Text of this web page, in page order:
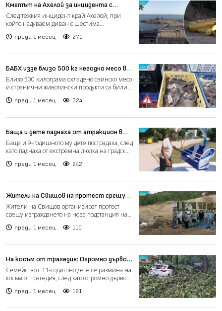
Кметът на Ахелой за инцидента с
атракцион: Нямахме информация, че е
нерегистриран (видео)
След тежкия инцидент край Ахелой, при
който надуваем диван с шестима
преди 1 месец 270
БАБХ иззе близо 500 кг негодно месо в
предприятие в Хасково
Близо 500 килограма охладено свинско месо
и странични животински продукти са били
преди 1 месец 324
Баща и дете паднаха от атракцион в
Антоново, проверяват причините за
аварията (видео)
Баща и 9-годишното му дете пострадаха, след
като паднаха от екстремна люлка на градския
преди 1 месец 242
Жители на Свищов на протест срещу
подстанция на ЕСО заради страх от
свлачище (видео)
Жители на Свищов организират протест
срещу изграждането на нова подстанция на
преди 1 месец 110
На косъм от трагедия: Огромно дърво
смаза две коли край Пловдив (видео)
Семейство с 11-годишно дете се размина на
косъм от трагедия, след като огромно дърво
преди 1 месец 191